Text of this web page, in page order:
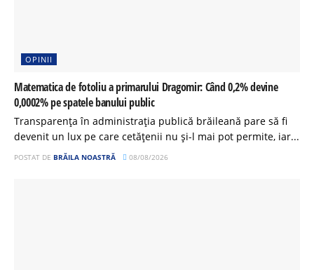
OPINII
Matematica de fotoliu a primarului Dragomir: Când 0,2% devine
0,0002% pe spatele banului public
Transparența în administrația publică brăileană pare să fi
devenit un lux pe care cetățenii nu și-l mai pot permite, iar...
POSTAT DE BRĂILA NOASTRĂ 08/08/2026